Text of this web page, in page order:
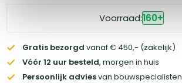
Voorraad:160+
Gratis bezorgd vanaf € 450,- (zakelijk)
Vóór 12 uur besteld, morgen in huis
Persoonlijk adviesvan bouwspecialisten